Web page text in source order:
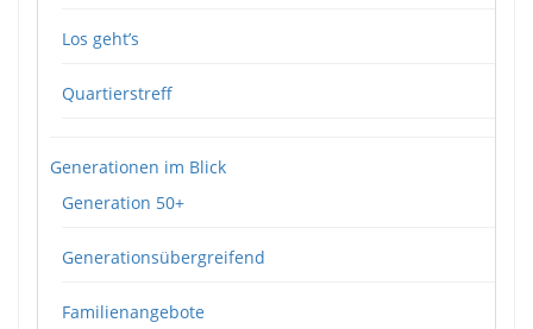
Los geht’s
Quartierstreff
Generationen im Blick
Generation 50+
Generationsübergreifend
Familienangebote